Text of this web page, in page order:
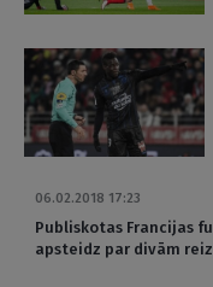
06.02.2018 17:23
Publiskotas Francijas
apsteidz par divām